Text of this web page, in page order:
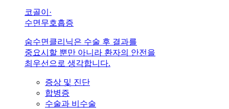
코골이·
수면무호흡증
숨수면클리닉은 수술 후 결과를
중요시할 뿐만 아니라 환자의 안전을
최우선으로 생각합니다.
증상 및 진단
합병증
수술과 비수술